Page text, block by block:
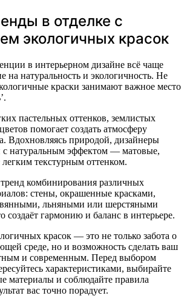
в отделке с
экологичных красок
в интерьерном дизайне всё чаще
на натуральность и экологичность. Не
краски занимают важное место
пастельных оттенков, землистых
помогает создать атмосферу
Вдохновляясь природой, дизайнеры
с натуральным эффектом — матовые,
текстурным оттенком.
комбинирования различных
стены, окрашенные красками,
льняными или шерстяными
создаёт гармонию и баланс в интерьере.
красок — это не только забота о
среде, но и возможность сделать ваш
и современным. Перед выбором
характеристиками, выбирайте
материалы и соблюдайте правила
вас точно порадует.